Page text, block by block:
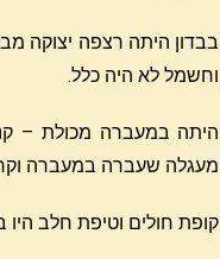
בבדון היתה רצפה יצוקה
וחשמל לא היה כלל.
היתה במעברה מכולת –
מעגלה שעברה במעברה
קופת חולים וטיפת חלב